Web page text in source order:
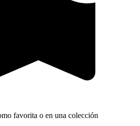
favorita o en una colección